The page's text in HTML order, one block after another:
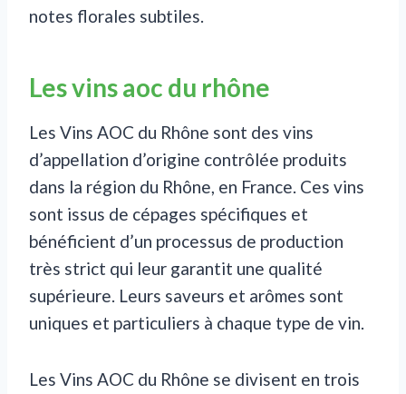
notes florales subtiles.
Les vins aoc du rhône
Les Vins AOC du Rhône sont des vins
d’appellation d’origine contrôlée produits
dans la région du Rhône, en France. Ces vins
sont issus de cépages spécifiques et
bénéficient d’un processus de production
très strict qui leur garantit une qualité
supérieure. Leurs saveurs et arômes sont
uniques et particuliers à chaque type de vin.
Les Vins AOC du Rhône se divisent en trois